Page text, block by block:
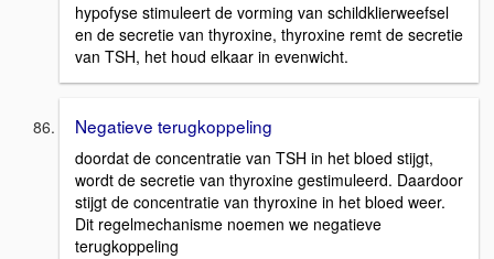
hypofyse stimuleert de vorming van schildklierweefsel
en de secretie van thyroxine, thyroxine remt de secretie
van TSH, het houd elkaar in evenwicht.
Negatieve terugkoppeling
doordat de concentratie van TSH in het bloed stijgt,
wordt de secretie van thyroxine gestimuleerd. Daardoor
stijgt de concentratie van thyroxine in het bloed weer.
Dit regelmechanisme noemen we negatieve
terugkoppeling